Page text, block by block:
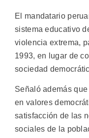
El mandatario
sistema educativo
violencia extrema,
1993, en lugar de
sociedad
Señaló además
en valores
satisfacción de las
sociales de la